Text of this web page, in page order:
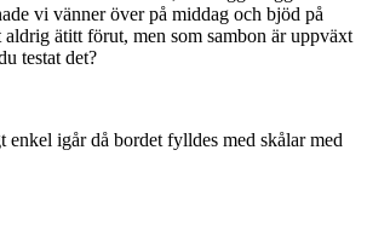
vi vänner över på middag och bjöd på
ätitt förut, men som sambon är uppväxt
testat det?
igår då bordet fylldes med skålar med